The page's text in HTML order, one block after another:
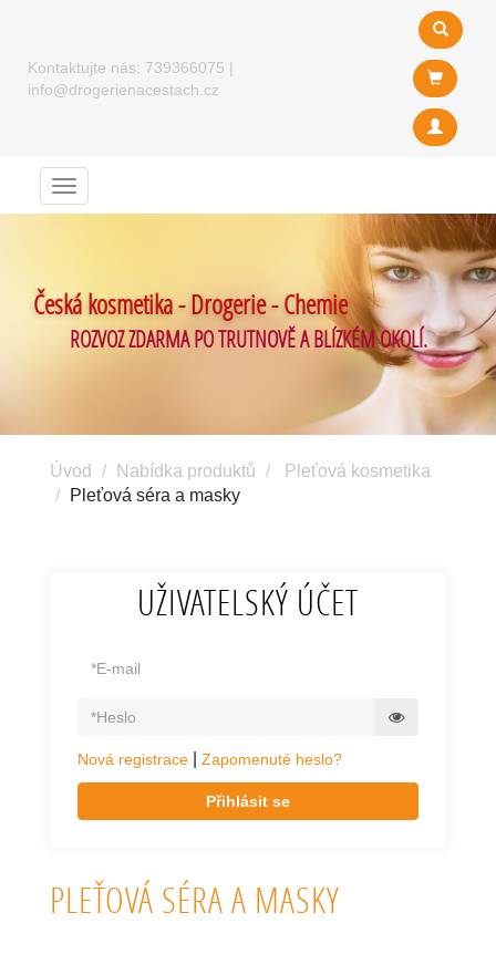
Kontaktujte nás: 739366075 |
info@drogerienacestach.cz
Menu
Česká kosmetika - Drogerie - Chemie
ROZVOZ ZDARMA PO TRUTNOVĚ A BLÍZKÉM OKOLÍ.
Úvod Nabídka produktů
Pleťová kosmetika
Pleťová séra a masky
UŽIVATELSKÝ ÚČET
Nová registrace Zapomenuté heslo?
Přihlásit se
PLEŤOVÁ SÉRA A MASKY